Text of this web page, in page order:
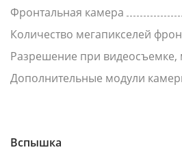
Фронтальная камера
Количество мегапикселей
Разрешение при видеосъемке,
Дополнительные модули
Вспышка